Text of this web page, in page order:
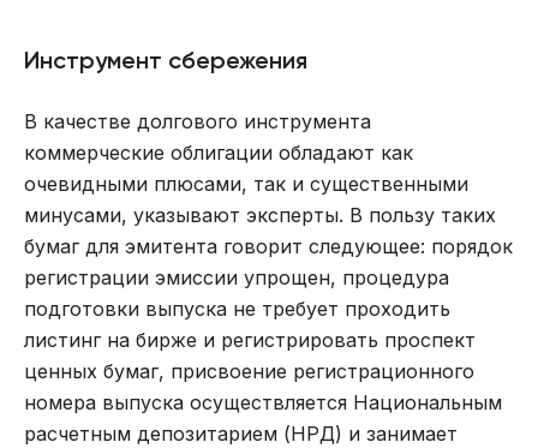
Инструмент сбережения
В качестве долгового инструмента
коммерческие облигации обладают как
очевидными плюсами, так и существенными
минусами, указывают эксперты. В пользу таких
бумаг для эмитента говорит следующее: порядок
регистрации эмиссии упрощен, процедура
подготовки выпуска не требует проходить
листинг на бирже и регистрировать проспект
ценных бумаг, присвоение регистрационного
номера выпуска осуществляется Национальным
расчетным депозитарием (НРД) и занимает